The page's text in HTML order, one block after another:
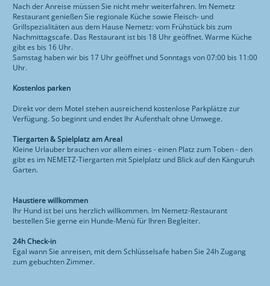
Nach der Anreise müssen Sie nicht mehr weiterfahren. Im Nemetz
Restaurant genießen Sie regionale Küche sowie Fleisch- und
Grillspezialitäten aus dem Hause Nemetz: vom Frühstück bis zum
Nachmittagscafe. Das Restaurant ist bis 18 Uhr geöffnet. Warme Küche
gibt es bis 16 Uhr.
Samstag haben wir bis 17 Uhr geöffnet und Sonntags von 07:00 bis 11:00
Uhr.
Kostenlos parken
Direkt vor dem Motel stehen ausreichend kostenlose Parkplätze zur
Verfügung. So beginnt und endet Ihr Aufenthalt ohne Umwege.
Tiergarten & Spielplatz am Areal
Kleine Urlauber brauchen vor allem eines - einen Platz zum Toben - den
gibt es im NEMETZ-Tiergarten mit Spielplatz und Blick auf den Känguruh
Garten.
Haustiere willkommen
Ihr Hund ist bei uns herzlich willkommen. Im Nemetz-Restaurant
bestellen Sie gerne ein Hunde-Menü für Ihren Begleiter.
24h Check-in
Egal wann Sie anreisen, mit dem Schlüsselsafe haben Sie 24h Zugang
zum gebuchten Zimmer.